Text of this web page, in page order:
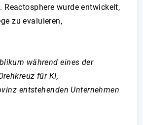
wurde entwickelt,
zu evaluieren,
während eines der
für KI,
entstehenden Unternehmen